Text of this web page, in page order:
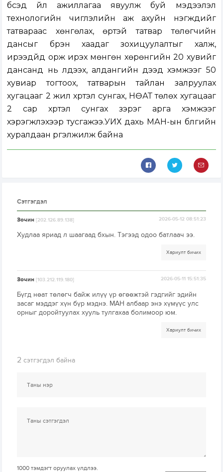
бүсэд үйл ажиллагаа явуулж буй мэдээлэл
технологийн чиглэлийн аж ахуйн нэгжүүдийг
татвараас хөнгөлах, өртэй татвар төлөгчийн
дансыг бүрэн хаадаг зохицуулалтыг халж,
ирээдүйд орж ирэх мөнгөн хөрөнгийн 20 хувийг
дансанд нь үлдээх, алдангийн дээд хэмжээг 50
хувиар тогтоох, татварын тайлан залруулах
хугацааг 2 жил хүртэл сунгах, НӨАТ төлөх хугацааг
2 сар хүртэл сунгах зэрэг арга хэмжээг
хэрэгжүүлэхээр тусгажээ.УИХ дахь МАН-ын бүлгийн
хуралдаан үргэлжилж байна
Сэтгэгдэл
Зочин[202.126.89.138] 2026-05-12 08:51:23
Худлаа яриад л шаагаад бхын. Тэгээд одоо батлаач ээ.
Хариулт бичих
Зочин[103.212.119.180] 2026-05-11 15:51:35
Бүгд нөат төлөгч байж илүү үр өгөөжтэй гэдгийг эдийн
засаг мэддэг хүн бүр мэднэ. МАН албаар энэ хүмүүс улс
орныг доройтуулах хууль тулгахаа болимоор юм.
Хариулт бичих
2 сэтгэгдэл байна
1000 тэмдэгт оруулах үлдлээ.